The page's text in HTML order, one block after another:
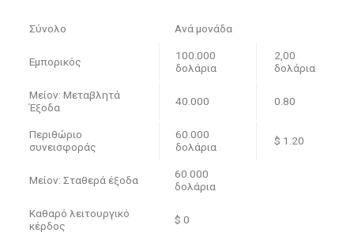
Σύνολο Ανά μονάδα
Εμπορικός
100.000
δολάρια
2,00
δολάρια
Μείον: Μεταβλητά
Έξοδα
40.000 0.80
Περιθώριο
συνεισφοράς
60.000
δολάρια
$ 1.20
Μείον: Σταθερά έξοδα
60.000
δολάρια
Καθαρό λειτουργικό
κέρδος
$ 0